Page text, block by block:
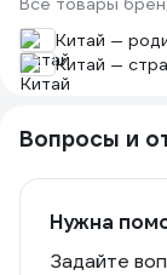
Китай —
Китай —
Вопросы и
Нужна
Задайте